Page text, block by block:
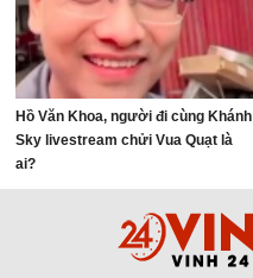
Hồ Văn Khoa, người đi cùng Khánh
Sky livestream chửi Vua Quạt là
ai?